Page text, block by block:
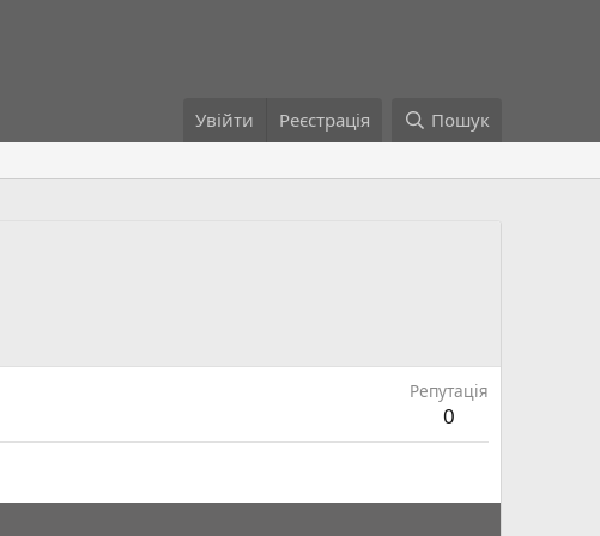
Увійти Реєстрація Пошук
Репутація
0